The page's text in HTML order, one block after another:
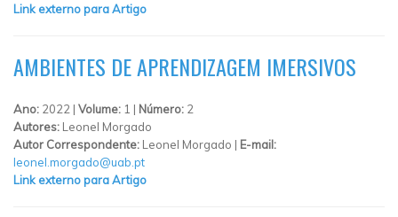
Link externo para Artigo
AMBIENTES DE APRENDIZAGEM IMERSIVOS
Ano: 2022 | Volume: 1 | Número: 2
Autores: Leonel Morgado
Autor Correspondente: Leonel Morgado | E-mail:
leonel.morgado@uab.pt
Link externo para Artigo